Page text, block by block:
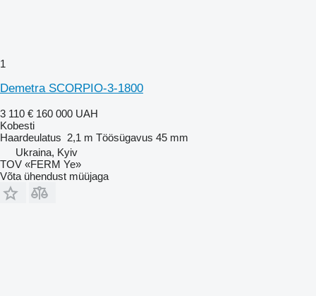
1
Demetra SCORPIO-3-1800
3 110 € 160 000 UAH
Kobesti
Haardeulatus 2,1 m Töösügavus 45 mm
Ukraina, Kyiv
TOV «FERM Ye»
Võta ühendust müüjaga